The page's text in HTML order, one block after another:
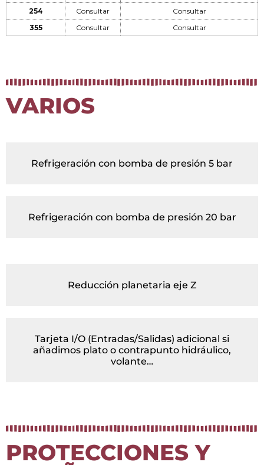
254
Consultar
Consultar
355
Consultar Consultar
VARIOS
Refrigeración con bomba de presión 5 bar
Refrigeración con bomba de presión 20 bar
Reducción planetaria eje Z
Tarjeta I/O (Entradas/Salidas) adicional si
añadimos plato o contrapunto hidráulico,
volante…
PROTECCIONES Y